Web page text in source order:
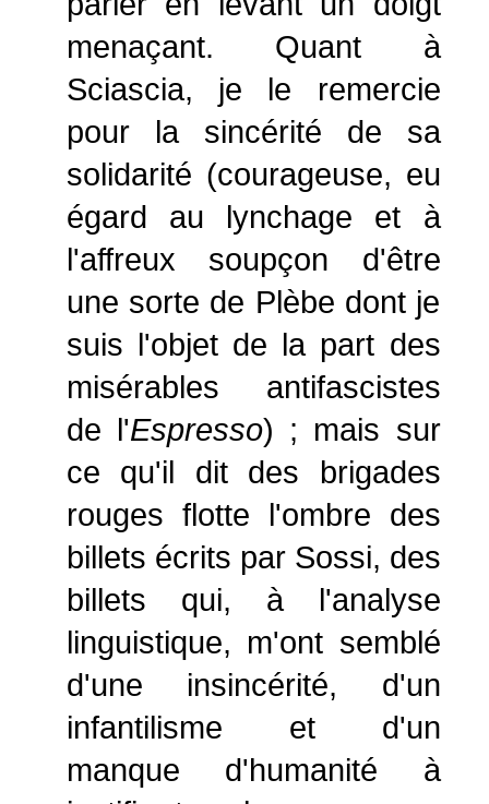
menaçant. Quant à
Sciascia, je le remercie
pour la sincérité de sa
solidarité (courageuse, eu
égard au lynchage et à
l'affreux soupçon d'être
une sorte de Plèbe dont je
suis l'objet de la part des
misérables antifascistes
de l'Espresso) ; mais sur
ce qu'il dit des brigades
rouges flotte l'ombre des
billets écrits par Sossi, des
billets qui, à l'analyse
linguistique, m'ont semblé
d'une insincérité, d'un
infantilisme et d'un
manque d'humanité à